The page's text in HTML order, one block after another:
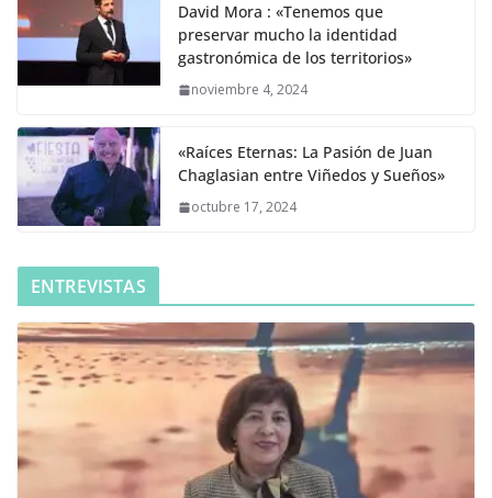
David Mora : «Tenemos que
preservar mucho la identidad
gastronómica de los territorios»
noviembre 4, 2024
«Raíces Eternas: La Pasión de Juan
Chaglasian entre Viñedos y Sueños»
octubre 17, 2024
ENTREVISTAS